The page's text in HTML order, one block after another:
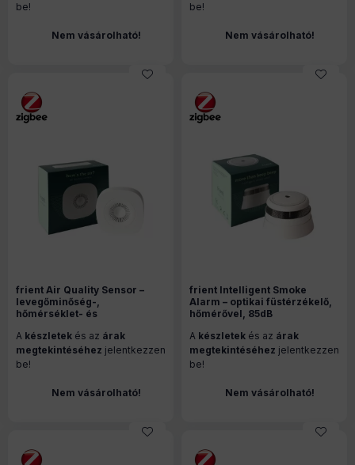
be!
Nem vásárolható!
be!
Nem vásárolható!
frient Air Quality Sensor –
levegőminőség-,
hőmérséklet- és
Zigbee (AQSZB-110)
A készletek és az árak
megtekintéséhez jelentkezzen
be!
Nem vásárolható!
frient Intelligent Smoke
Alarm – optikai füstérzékelő,
hőmérővel, 85dB
(SMSZB-120)
A készletek és az árak
megtekintéséhez jelentkezzen
be!
Nem vásárolható!